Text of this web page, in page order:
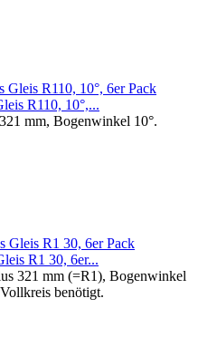
R110, 10°,...
mm, Bogenwinkel 10°.
R1 30, 6er...
321 mm (=R1), Bogenwinkel
benötigt.